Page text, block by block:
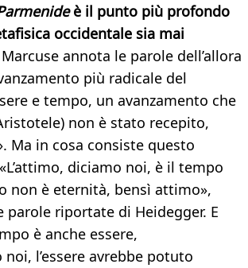
è il punto più profondo
occidentale sia mai
annota le parole dell’allora
più radicale del
e tempo, un avanzamento che
non è stato recepito,
Ma in cosa consiste questo
diciamo noi, è il tempo
non è eternità, bensì attimo»,
parole riportate di Heidegger. E
è anche essere,
l’essere avrebbe potuto